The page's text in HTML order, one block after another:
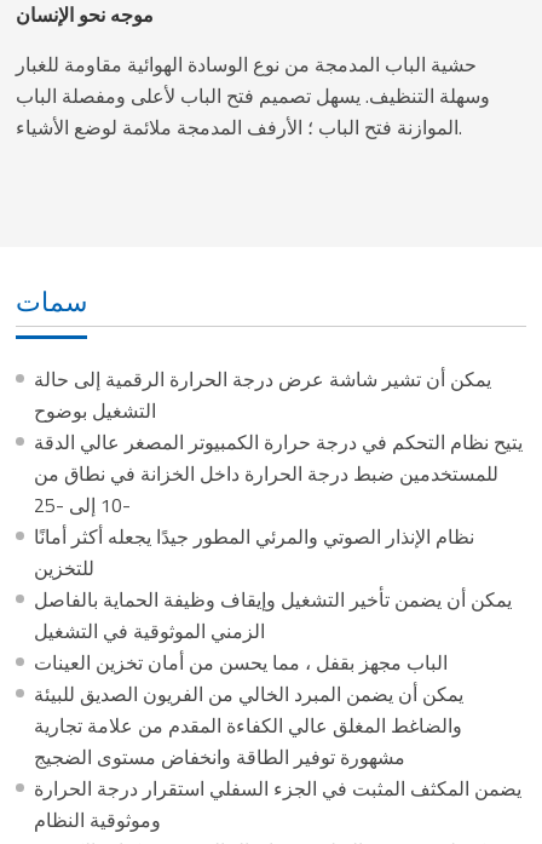
موجه نحو الإنسان
حشية الباب المدمجة من نوع الوسادة الهوائية مقاومة للغبار
وسهلة التنظيف. يسهل تصميم فتح الباب لأعلى ومفصلة الباب
الموازنة فتح الباب ؛ الأرفف المدمجة ملائمة لوضع الأشياء.
سمات
يمكن أن تشير شاشة عرض درجة الحرارة الرقمية إلى حالة
التشغيل بوضوح
يتيح نظام التحكم في درجة حرارة الكمبيوتر المصغر عالي الدقة
للمستخدمين ضبط درجة الحرارة داخل الخزانة في نطاق من
-10 إلى -25
نظام الإنذار الصوتي والمرئي المطور جيدًا يجعله أكثر أمانًا
للتخزين
يمكن أن يضمن تأخير التشغيل وإيقاف وظيفة الحماية بالفاصل
الزمني الموثوقية في التشغيل
الباب مجهز بقفل ، مما يحسن من أمان تخزين العينات
يمكن أن يضمن المبرد الخالي من الفريون الصديق للبيئة
والضاغط المغلق عالي الكفاءة المقدم من علامة تجارية
مشهورة توفير الطاقة وانخفاض مستوى الضجيج
يضمن المكثف المثبت في الجزء السفلي استقرار درجة الحرارة
وموثوقية النظام